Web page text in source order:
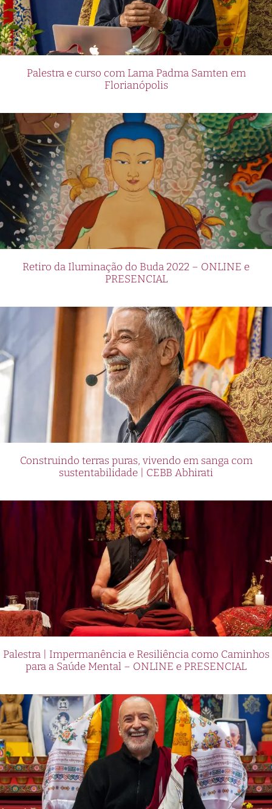
Palestra e curso com Lama Padma Samten em
Florianópolis
Retiro da Iluminação do Buda 2022 – ONLINE e
PRESENCIAL
Construindo terras puras, vivendo em sanga com
sustentabilidade | CEBB Abhirati
Palestra | Impermanência e Resiliência como Caminhos
para a Saúde Mental – ONLINE e PRESENCIAL